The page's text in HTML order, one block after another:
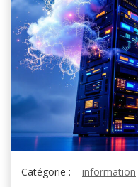
Catégorie : information